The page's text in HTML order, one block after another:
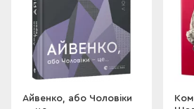
Айвенко, або Чоловіки